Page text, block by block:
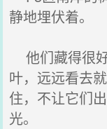
静地埋伏着。
他们藏得很
叶，远远看去
住，不让它们
光。